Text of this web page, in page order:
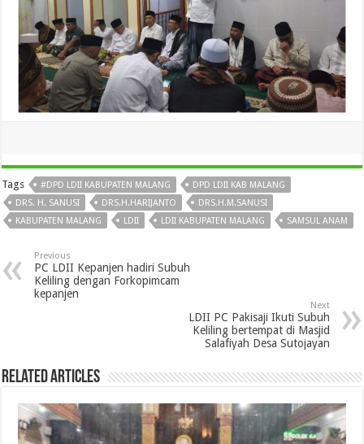
Tags #DPD LDII KABUPATEN MALANG
DPD LDII KAB MALANG
DRS. H. SANUSI
DRS.H.HARIJANTO
DRS.H.M.SANUSI
KABUPATEN MALANG
LDII LDII KABUPATEN MALANG SAMSUL ANAM
Previous
PC LDII Kepanjen hadiri Subuh
Keliling dengan Forkopimcam
kepanjen
Next
LDII PC Pakisaji Ikuti Subuh
Keliling bertempat di Masjid
Salafiyah Desa Sutojayan
Related Articles